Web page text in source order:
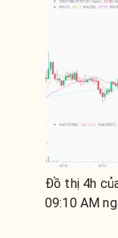
Đồ thị 4h
09:10 AM